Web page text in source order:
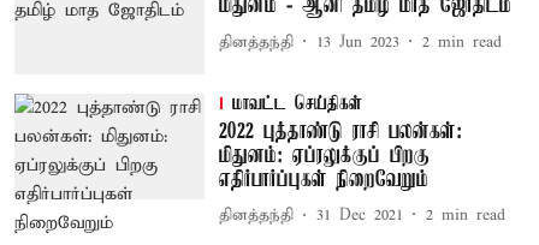
மிதுனம் - ஆனி தமிழ் மாத ஜோதிடம்
தினத்தந்தி 13 Jun 2023 2 min read
மாவட்ட செய்திகள்
2022 புத்தாண்டு ராசி பலன்கள்:
மிதுனம்: ஏப்ரலுக்குப் பிறகு
எதிர்பார்ப்புகள் நிறைவேறும்
தினத்தந்தி 31 Dec 2021 2 min read